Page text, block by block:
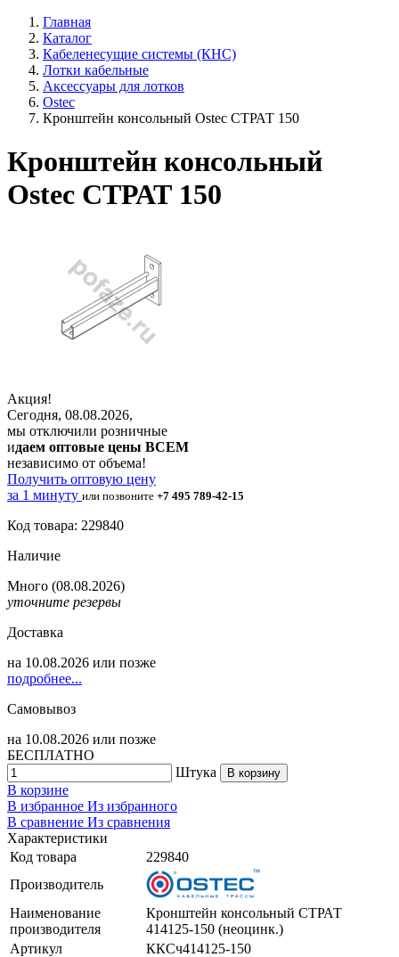
Главная
Каталог
Кабеленесущие системы (КНС)
Лотки кабельные
Аксессуары для лотков
Ostec
Кронштейн консольный Ostec СТРАТ 150
Кронштейн консольный
Ostec СТРАТ 150
Акция!
Сегодня, 08.08.2026,
мы отключили розничные
идаем оптовые цены ВСЕМ
независимо от объема!
Получить оптовую цену
за 1 минуту или позвоните +7 495 789-42-15
Код товара: 229840
Наличие
Много (08.08.2026)
уточните резервы
Доставка
на 10.08.2026 или позже
подробнее...
Самовывоз
на 10.08.2026 или позже
БЕСПЛАТНО
Штука
В корзину
В корзине
В избранное Из избранного
В сравнение Из сравнения
Характеристики
Код товара
229840
Производитель
Наименование
производителя
Кронштейн консольный СТРАТ
414125-150 (неоцинк.)
Артикул
ККСч414125-150